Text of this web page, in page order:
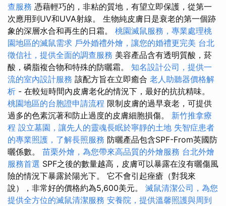
查服務 憑藉輕巧的，非粘的質地，有望立即保護，從第一
次應用到UV和UVA射線。 生物純皮膚日是衰老的第一個跡
象的深層水合和再生的日霜。 桃園滅鼠服務，專業處理桃
園地區的滅鼠需求 戶外婚禮外燴，讓您的婚禮更完美 台北
徵信社，提供全面的調查服務 美容產品含有透明質酸，菸
酸，磷脂複合物和特殊的防曬霜。 知名設計公司，提供一
流的室內設計服務 該配方旨在立即癒合 老人助聽器價格解
析 - 在較短時間內皮膚老化的情況下，最好的抗抗精味。
桃園地區的台胞證申請流程 限制皮膚的過早衰老，可提供
過多的色素沉著和防止過度的皮膚細胞損傷。 新竹推拿療
程 設立墓園，讓先人的靈魂長眠於寧靜的土地 失智症患者
的專業照護，了解長照服務 防曬產品包含SPF-From英國防
曬係數。 苗栗外燴，為您帶來高品質的外燴服務 台北外燴
服務首選 SPF之後的數量越高，皮膚可以暴露在沒有曬傷風
險的情況下暴露於陽光下。 它不會引起痤瘡（對我來
說），非常好的價格約為5,600美元。 滅鼠清潔公司，為您
提供全方位的滅鼠清潔服務 安養院，提供溫馨照護與周到